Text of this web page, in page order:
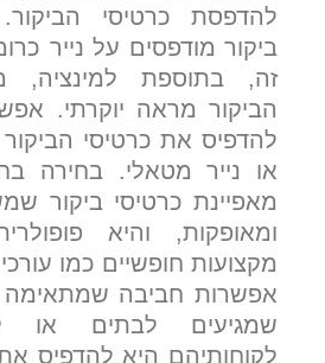
להדפסת כרטיסי
זה, בתוספת למינציה,
הביקור מראה יוקרתי.
להדפיס את כרטיסי הביקור
או נייר מטאלי. בחירה
מאפיינת כרטיסי ביקור
ומאופקות, והיא
מקצועות חופשיים כמו עורכי
אפשרות חביבה שמתאימה
שמגיעים לבתים או
לקוחותיהם היא להדפיס